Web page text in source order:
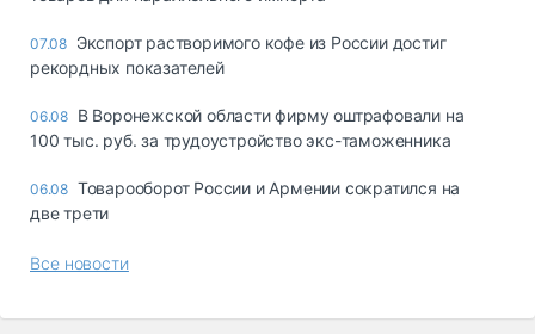
07.08 Экспорт растворимого кофе из России достиг
рекордных показателей
06.08 В Воронежской области фирму оштрафовали на
100 тыс. руб. за трудоустройство экс-таможенника
06.08 Товарооборот России и Армении сократился на
две трети
Все новости